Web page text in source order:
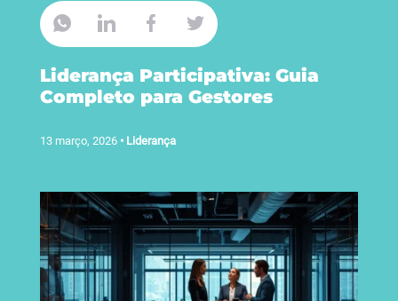
Liderança Participativa: Guia
Completo para Gestores
13 março, 2026 • Liderança